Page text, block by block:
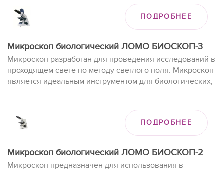
ПОДРОБНЕЕ
Микроскоп биологический ЛОМО БИОСКОП-3
Микроскоп разработан для проведения исследований в
проходящем свете по методу светлого поля. Микроскоп
является идеальным инструментом для биологических,
ПОДРОБНЕЕ
Микроскоп биологический ЛОМО БИОСКОП-2
Микроскоп предназначен для использования в